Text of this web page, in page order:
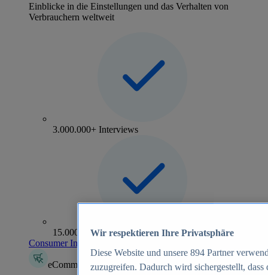
Einblicke in die Einstellungen und das Verhalten von
Verbrauchern weltweit
3.000.000+ Interviews
15.000+ Marken
Consumer Insights entdecken
eCommerce Insights
Wir respektieren Ihre Privatsphäre
Diese Website und unsere 894 Partner
zuzugreifen. Dadurch wird sichergestellt,